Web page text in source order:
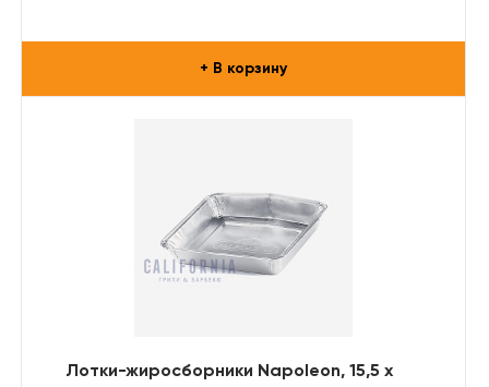
+ В корзину
Лотки-жиросборники Napoleon, 15,5 х